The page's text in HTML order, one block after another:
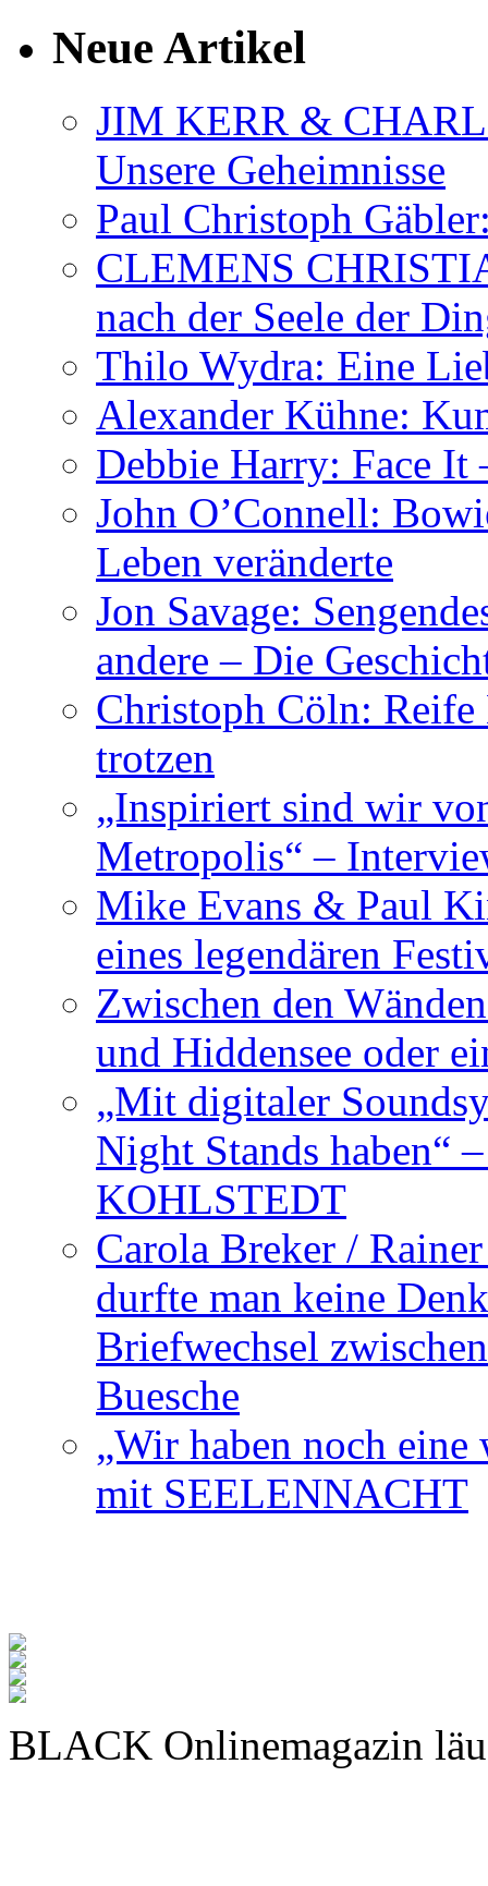
Neue Artikel
JIM KERR &
Unsere Geheimnisse
Paul Christoph
CLEMENS
nach der Seele der
Thilo Wydra: Eine
Alexander Kühne:
Debbie Harry: Face
John O’Connell:
Leben veränderte
Jon Savage:
andere – Die
Christoph Cöln:
trotzen
„Inspiriert sind wir
Metropolis“ –
Mike Evans & Paul
eines legendären
Zwischen den
und Hiddensee oder
„Mit digitaler
Night Stands haben“
KOHLSTEDT
Carola Breker /
durfte man keine
Briefwechsel
Buesche
„Wir haben noch
mit SEELENNACHT
BLACK Onlinemagazin